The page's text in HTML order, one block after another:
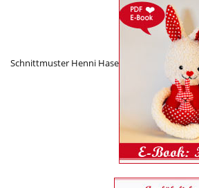
Schnittmuster Henni Hase